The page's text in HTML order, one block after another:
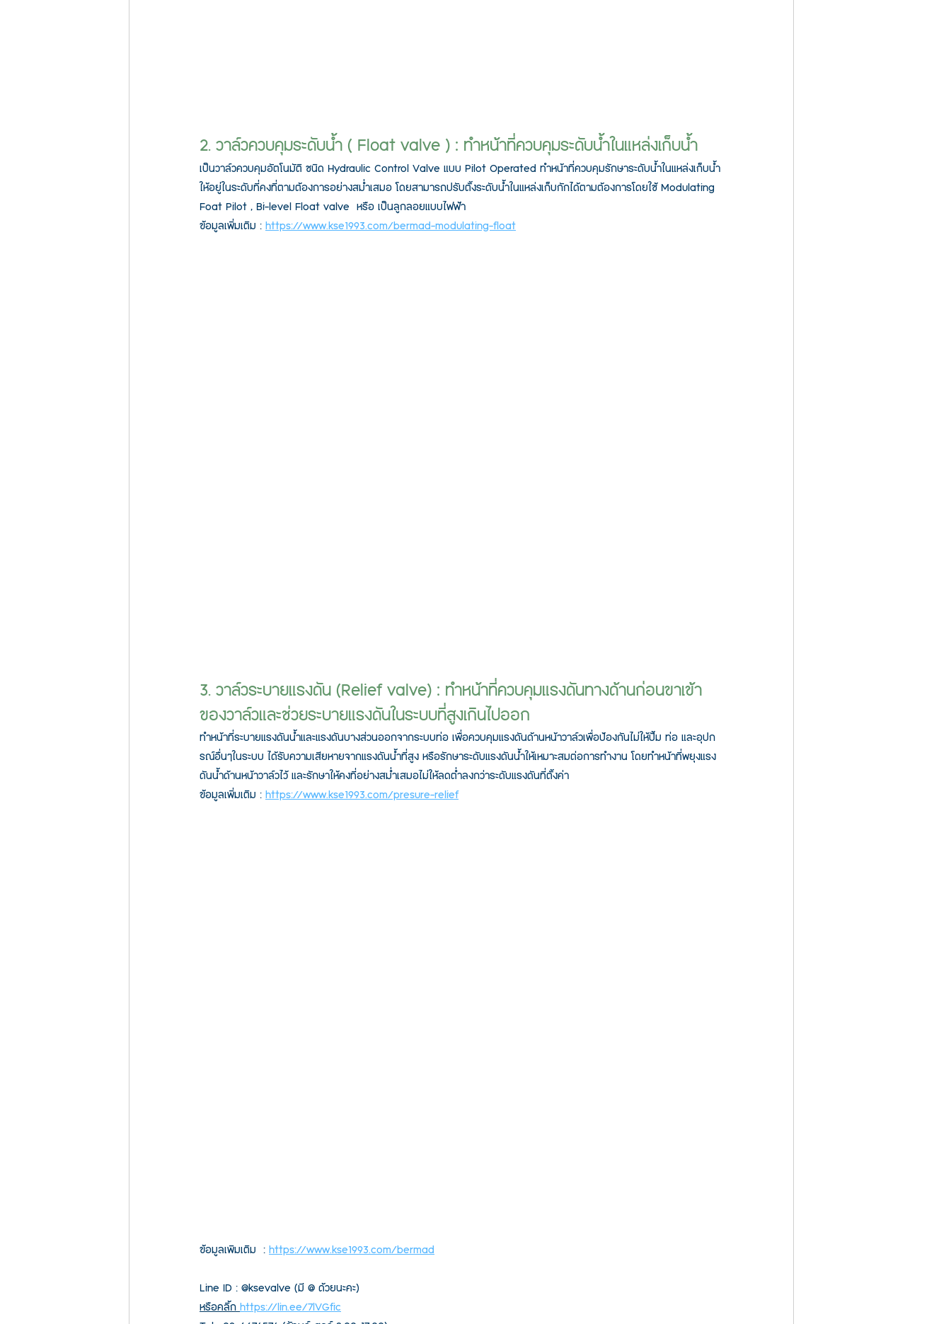
2. วาล์วควบคุมระดับน้ำ ( Float valve ) : ทำหน้าที่ควบคุมระดับน้ำในแหล่งเก็บน้ำ
เป็นวาล์วควบคุมอัตโนมัติ ชนิด Hydraulic Control Valve แบบ Pilot Operated ทำหน้าที่ควบคุมรักษาระดับน้ำในแหล่งเก็บน้ำ
ให้อยู่ในระดับที่คงที่ตามต้องการอย่างสม่ำเสมอ โดยสามารถปรับตั้งระดับน้ำในแหล่งเก็บกักได้ตามต้องการโดยใช้ Modulating
Foat Pilot , Bi-level Float valve  หรือ เป็นลูกลอยแบบไฟฟ้า
ข้อมูลเพิ่มเติม : https://www.kse1993.com/bermad-modulating-float
3. วาล์วระบายแรงดัน (Relief valve) : ทำหน้าที่ควบคุมแรงดันทางด้านก่อนขาเข้า
ของวาล์วและช่วยระบายแรงดันในระบบที่สูงเกินไปออก
ทำหน้าที่ระบายแรงดันน้ำและแรงดันบางส่วนออกจากระบบท่อ เพื่อควบคุมแรงดันด้านหน้าวาล์วเพื่อป้องกันไม่ให้ปั้ม ท่อ และอุปก
รณ์อื่นๆในระบบ ได้รับความเสียหายจากแรงดันน้ำที่สูง หรือรักษาระดับแรงดันน้ำให้เหมาะสมต่อการทำงาน โดยทำหน้าที่พยุงแรง
ดันน้ำด้านหน้าวาล์วไว้ และรักษาให้คงที่อย่างสม่ำเสมอไม่ให้ลดต่ำลงกว่าระดับแรงดันที่ตั้งค่า
ข้อมูลเพิ่มเติม : https://www.kse1993.com/presure-relief
ข้อมูลเพิมเติม  : https://www.kse1993.com/bermad
Line ID : @ksevalve (มี @ ด้วยนะคะ)
หรือคลิ้ก https://lin.ee/7lVGfic